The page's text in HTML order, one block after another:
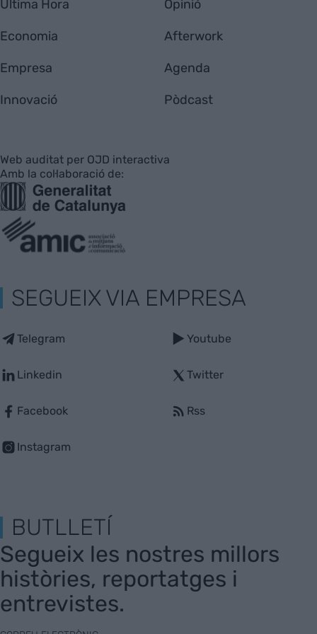
Última Hora
Economia
Empresa
Innovació
Opinió
Afterwork
Agenda
Pòdcast
Web auditat per OJD interactiva
Amb la col·laboració de:
SEGUEIX VIA EMPRESA
Telegram
Linkedin
Facebook
Instagram
Youtube
Twitter
Rss
BUTLLETÍ
Segueix les nostres millors
històries, reportatges i
entrevistes.